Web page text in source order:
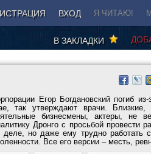
ВХОД Я ЧИТАЮ!
В ЗАКЛАДКИ
Егор Богдановский погиб из-
так утверждают врачи.
бизнесмены, актеры, не
Дронго с просьбой провести
но даже ему трудно работать
Все его версии – месть,